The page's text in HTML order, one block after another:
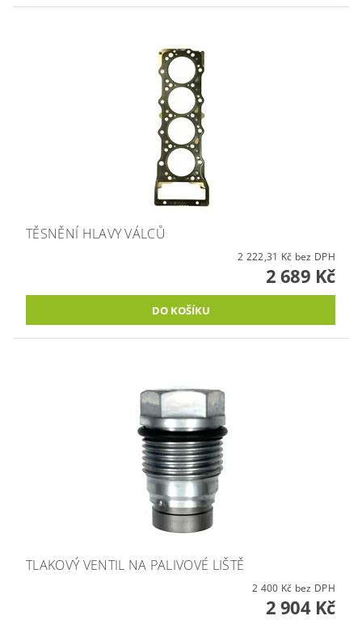
TĚSNĚNÍ HLAVY VÁLCŮ
2 222,31 Kč bez DPH
2 689 Kč
TLAKOVÝ VENTIL NA PALIVOVÉ LIŠTĚ
2 400 Kč bez DPH
2 904 Kč